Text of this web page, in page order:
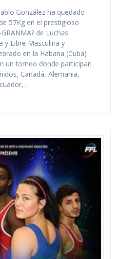
González ha quedado
57Kg en el prestigioso
de Luchas
y Libre Masculina y
en la Habana (Cuba)
un torneo donde participan
Canadá, Alemania,